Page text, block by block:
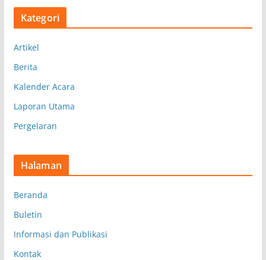
s
Kategori
Artikel
Berita
Kalender Acara
Laporan Utama
Pergelaran
Halaman
Beranda
Buletin
Informasi dan Publikasi
Kontak